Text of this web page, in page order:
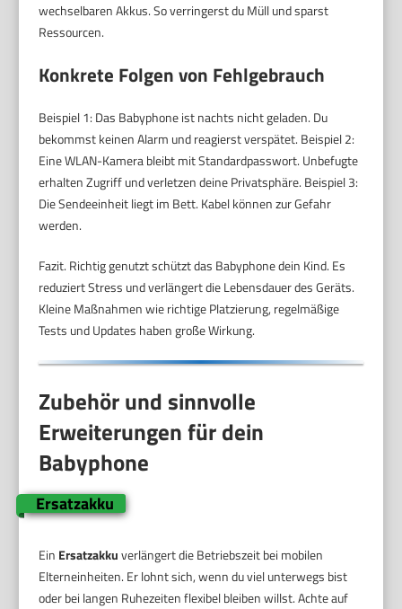
wechselbaren Akkus. So verringerst du Müll und sparst
Ressourcen.
Konkrete Folgen von Fehlgebrauch
Beispiel 1: Das Babyphone ist nachts nicht geladen. Du
bekommst keinen Alarm und reagierst verspätet. Beispiel 2:
Eine WLAN-Kamera bleibt mit Standardpasswort. Unbefugte
erhalten Zugriff und verletzen deine Privatsphäre. Beispiel 3:
Die Sendeeinheit liegt im Bett. Kabel können zur Gefahr
werden.
Fazit. Richtig genutzt schützt das Babyphone dein Kind. Es
reduziert Stress und verlängert die Lebensdauer des Geräts.
Kleine Maßnahmen wie richtige Platzierung, regelmäßige
Tests und Updates haben große Wirkung.
Zubehör und sinnvolle
Erweiterungen für dein
Babyphone
Ersatzakku
Ein Ersatzakkuverlängert die Betriebszeit bei mobilen
Elterneinheiten. Er lohnt sich, wenn du viel unterwegs bist
oder bei langen Ruhezeiten flexibel bleiben willst. Achte auf